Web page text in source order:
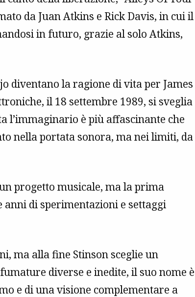
da Juan Atkins e Rick Davis, in cui il
in futuro, grazie al solo Atkins,
diventano la ragione di vita per James
il 18 settembre 1989, si sveglia
l’immaginario è più affascinante che
nella portata sonora, ma nei limiti, da
progetto musicale, ma la prima
anni di sperimentazioni e settaggi
ma alla fine Stinson sceglie un
diverse e inedite, il suo nome è
e di una visione complementare a